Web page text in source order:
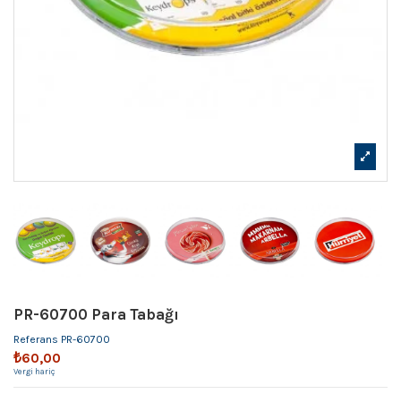
PR-60700 Para Tabağı
Referans PR-60700
₺60,00
Vergi hariç